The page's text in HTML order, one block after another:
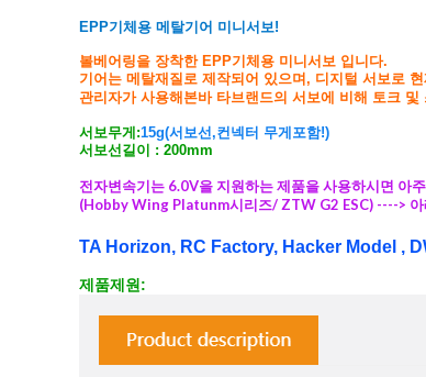
EPP기체용 메탈기어 미니서보!
볼베어링을 장착한 EPP기체용 미니서보 입니다.
기어는 메탈재질로 제작되어 있으며, 디지털 서보로
관리자가 사용해본바 타브랜드의 서보에 비해 토크 및
서보무게:15g(서보선,컨넥터 무게포함!)
서보선길이 : 200mm
전자변속기는 6.0V을 지원하는 제품을 사용하시면 아
(Hobby Wing Platunm시리즈/ ZTW G2 ESC) ----> 아
TA Horizon, RC Factory, Hacker Model ,
제품제원: